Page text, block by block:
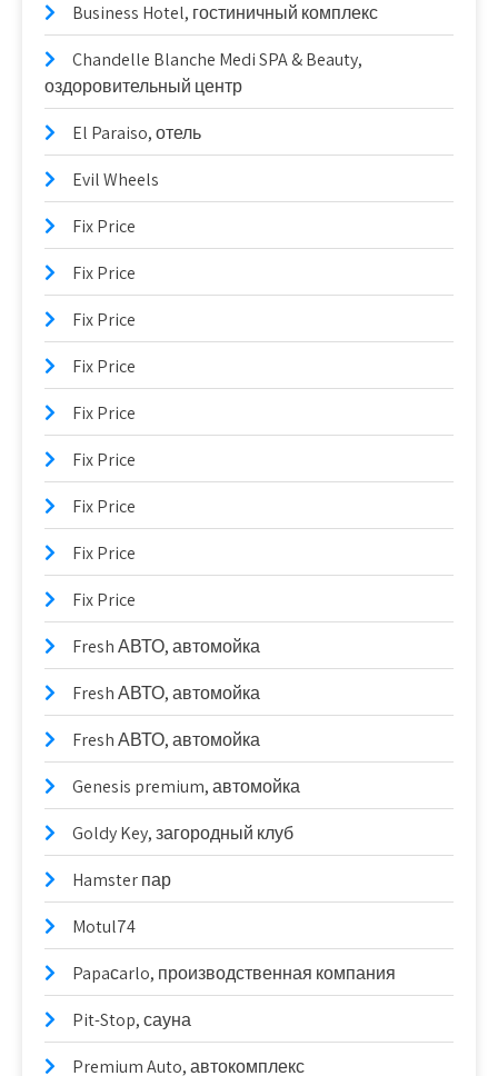
Business Hotel, гостиничный комплекс
Chandelle Blanche Medi SPA & Beauty,
оздоровительный центр
El Paraiso, отель
Evil Wheels
Fix Price
Fix Price
Fix Price
Fix Price
Fix Price
Fix Price
Fix Price
Fix Price
Fix Price
Fresh АВТО, автомойка
Fresh АВТО, автомойка
Fresh АВТО, автомойка
Genesis premium, автомойка
Goldy Key, загородный клуб
Hamster пар
Motul74
Papaсarlo, производственная компания
Pit-Stop, сауна
Premium Auto, автокомплекс